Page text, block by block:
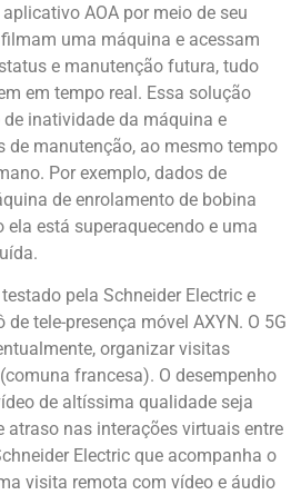
AOA por meio de seu
uma máquina e acessam
e manutenção futura, tudo
em tempo real. Essa solução
inatividade da máquina e
de manutenção, ao mesmo tempo
Por exemplo, dados de
de enrolamento de bobina
está superaquecendo e uma
pela Schneider Electric e
tele-presença móvel AXYN. O 5G
organizar visitas
francesa). O desempenho
de altíssima qualidade seja
atraso nas interações virtuais entre
Electric que acompanha o
visita remota com vídeo e áudio